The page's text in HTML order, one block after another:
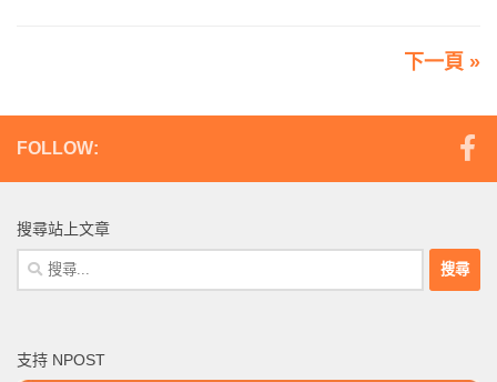
下一頁 »
FOLLOW:
搜尋站上文章
搜
尋
字:
支持 NPOST